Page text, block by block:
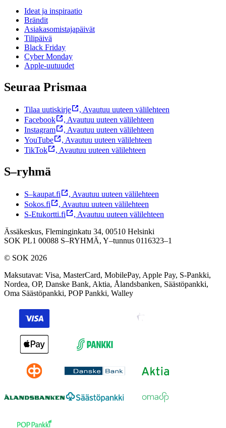
Ideat ja inspiraatio
Brändit
Asiakasomistajapäivät
Tilipäivä
Black Friday
Cyber Monday
Apple-uutuudet
Seuraa Prismaa
Tilaa uutiskirje , Avautuu uuteen välilehteen
Facebook
, Avautuu uuteen välilehteen
Instagram
, Avautuu uuteen välilehteen
YouTube
, Avautuu uuteen välilehteen
TikTok
, Avautuu uuteen välilehteen
S–ryhmä
S–kaupat.fi , Avautuu uuteen välilehteen
Sokos.fi
, Avautuu uuteen välilehteen
S-Etukortti.fi
, Avautuu uuteen välilehteen
Ässäkeskus, Fleminginkatu 34, 00510 Helsinki
SOK PL1 00088 S–RYHMÄ, Y–tunnus 0116323–1
© SOK 2026
Maksutavat: Visa, MasterCard, MobilePay, Apple Pay, S-Pankki,
Nordea, OP, Danske Bank, Aktia, Ålandsbanken, Säästöpankki,
Oma Säästöpankki, POP Pankki, Walley